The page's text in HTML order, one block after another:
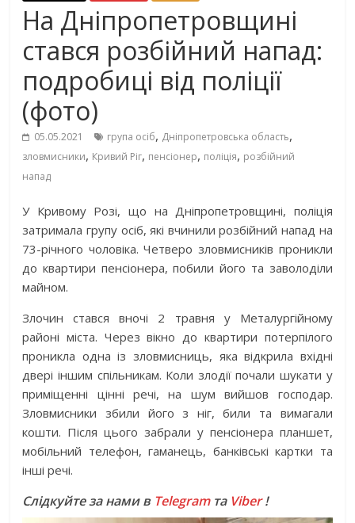
На Дніпропетровщині
стався розбійний напад:
подробиці від поліції
(фото)
05.05.2021 група осіб, Дніпропетровська область,
зловмисники, Кривий Ріг, пенсіонер, поліція, розбійний
напад
У Кривому Розі, що на Дніпропетровщині, поліція
затримала групу осіб, які вчинили розбійний напад на
73-річного чоловіка. Четверо зловмисників проникли
до квартири пенсіонера, побили його та заволоділи
майном.
Злочин стався вночі 2 травня у Металургійному
районі міста. Через вікно до квартири потерпілого
проникла одна із зловмисниць, яка відкрила вхідні
двері іншим спільникам. Коли злодії почали шукати у
приміщенні цінні речі, на шум вийшов господар.
Зловмисники збили його з ніг, били та вимагали
кошти. Після цього забрали у пенсіонера планшет,
мобільний телефон, гаманець, банківські картки та
інші речі.
Слідкуйте за нами в Telegramта Viber!